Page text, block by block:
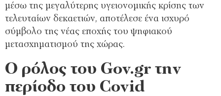
μέσω της μεγαλύτερης υγειονομικής κρίσης των
τελευταίων δεκαετιών, αποτέλεσε ένα ισχυρό
σύμβολο της νέας εποχής του ψηφιακού
μετασχηματισμού της χώρας.
Ο ρόλος του Gov.gr την
περίοδο του Covid